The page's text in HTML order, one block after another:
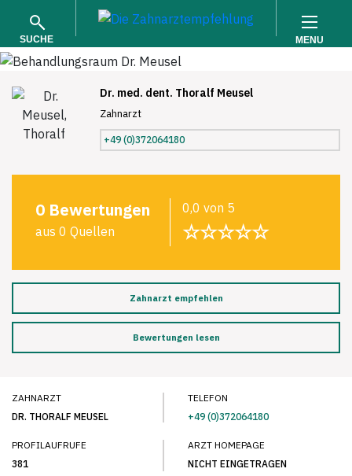
SUCHE MENU
Dr. med. dent. Thoralf Meusel
Zahnarzt
+49 (0)372064180
0 Bewertungen
aus 0 Quellen
0,0 von 5
☆☆☆☆☆
Zahnarzt empfehlen
Bewertungen lesen
ZAHNARZT
DR. THORALF MEUSEL
TELEFON
+49 (0)372064180
PROFILAUFRUFE
381
ARZT HOMEPAGE
NICHT EINGETRAGEN